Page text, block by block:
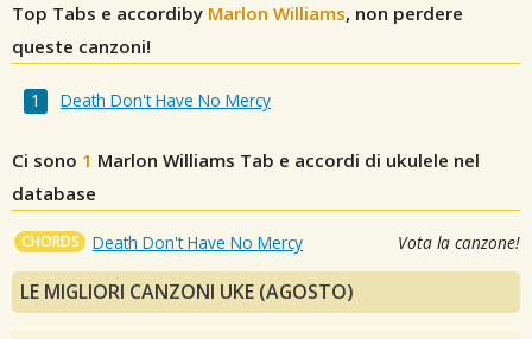
Top Tabs e accordiby Marlon Williams, non perdere
queste canzoni!
Death Don't Have No Mercy
Ci sono 1 Marlon Williams Tab e accordi di ukulele nel
database
CHORDS Death Don't Have No Mercy Vota la canzone!
LE MIGLIORI CANZONI UKE (AGOSTO)